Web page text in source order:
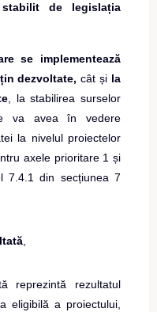
de legislația
se implementează
dezvoltate,cât și la
, la stabilirea surselor
va avea în vedere
la nivelul proiectelor
axele prioritare 1 și
7.4.1 din secțiunea 7
,
reprezintă rezultatul
eligibilă a proiectului,